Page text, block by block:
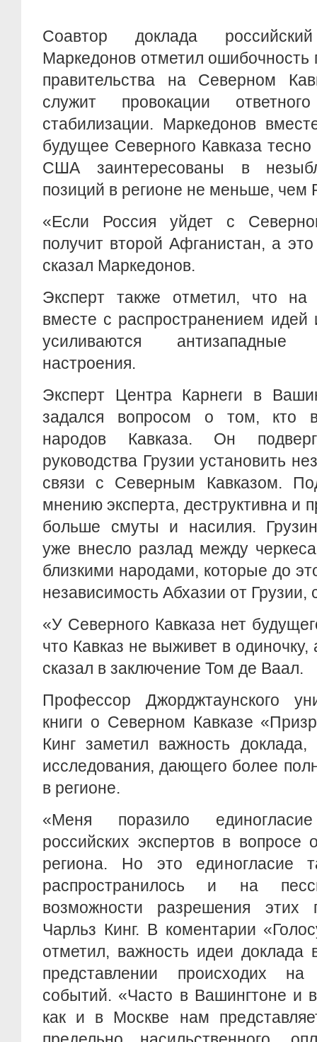
Соавтор доклада
Маркедонов отметил ошибочность
правительства на Северном
служит провокации
стабилизации. Маркедонов
будущее Северного Кавказа
США заинтересованы в
позиций в регионе не меньше, чем
«Если Россия уйдет с
получит второй Афганистан, а
сказал Маркедонов.
Эксперт также отметил, что на
вместе с распространением идей
усиливаются
настроения.
Эксперт Центра Карнеги в
задался вопросом о том, кто
народов Кавказа. Он
руководства Грузии установить
связи с Северным Кавказом.
мнению эксперта, деструктивна и
больше смуты и насилия.
уже внесло разлад между
близкими народами, которые до
независимость Абхазии от Грузии,
«У Северного Кавказа нет
что Кавказ не выживет в
сказал в заключение Том де Ваал.
Профессор Джорджтаунского
книги о Северном Кавказе
Кинг заметил важность доклада,
исследования, дающего более
в регионе.
«Меня поразило
российских экспертов в вопросе
региона. Но это единогласие
распространилось и на
возможности разрешения этих
Чарльз Кинг. В коментарии
отметил, важность идеи доклада
представлении происходих
событий. «Часто в Вашингтоне
как и в Москве нам